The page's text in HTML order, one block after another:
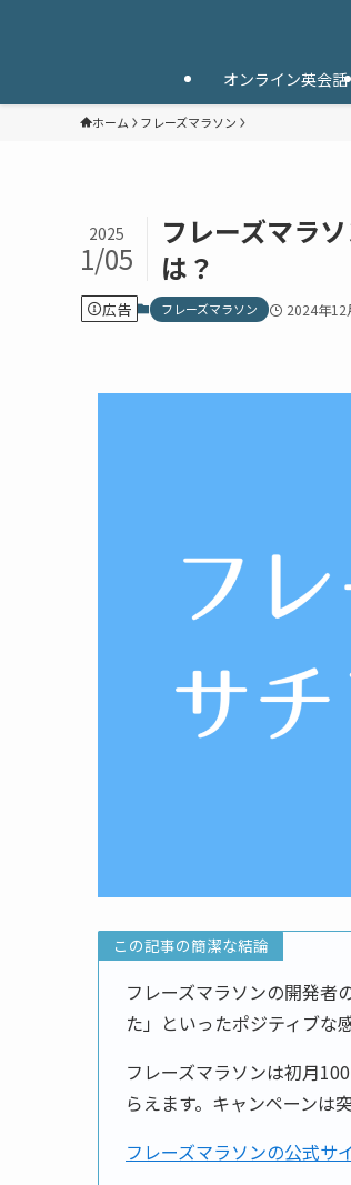
オンライン英会話
ホーム フレーズマラソン
フレーズマラ
は？
2025
1/05
広告 フレーズマラソン 2024年12
この記事の簡潔な結論
フレーズマラソンの開発者
た」といったポジティブな
フレーズマラソンは初月
らえます。キャンペーンは
フレーズマラソンの公式サ